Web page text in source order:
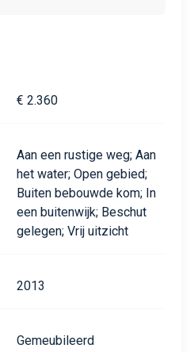
€ 2.360
Aan een rustige weg; Aan
het water; Open gebied;
Buiten bebouwde kom; In
een buitenwijk; Beschut
gelegen; Vrij uitzicht
2013
Gemeubileerd